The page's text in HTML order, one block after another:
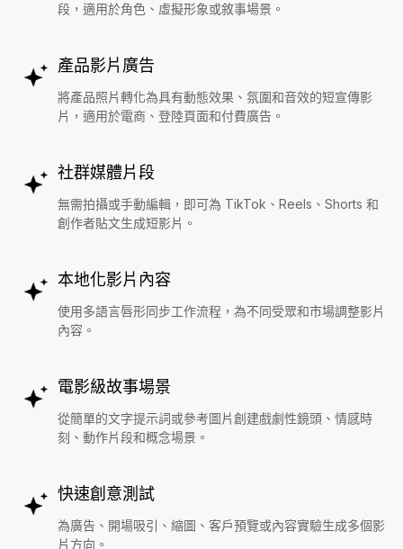
段，適用於角色、虛擬形象或敘事場景。
產品影片廣告
將產品照片轉化為具有動態效果、氛圍和音效的短宣傳影
片，適用於電商、登陸頁面和付費廣告。
社群媒體片段
無需拍攝或手動編輯，即可為 TikTok、Reels、Shorts 和
創作者貼文生成短影片。
本地化影片內容
使用多語言唇形同步工作流程，為不同受眾和市場調整影片
內容。
電影級故事場景
從簡單的文字提示詞或參考圖片創建戲劇性鏡頭、情感時
刻、動作片段和概念場景。
快速創意測試
為廣告、開場吸引、縮圖、客戶預覽或內容實驗生成多個影
片方向。